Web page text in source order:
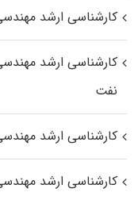
کارشناسی ارشد
کارشناسی ارشد
نفت
کارشناسی ارشد
کارشناسی ارشد